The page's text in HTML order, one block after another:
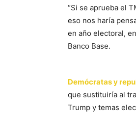
“Si se aprueba el
eso nos haría
en año electoral,
Banco Base.
Demócratas y
que sustituiría al
Trump y temas